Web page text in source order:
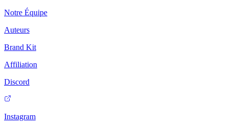
Notre Équipe
Auteurs
Brand Kit
Affiliation
Discord
Instagram